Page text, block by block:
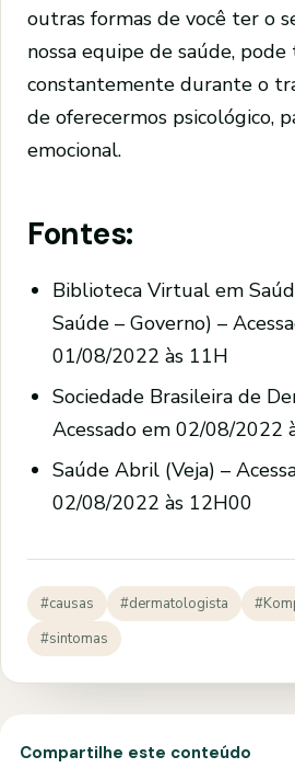
outras formas de você ter o
nossa equipe de saúde,
constantemente durante o
de oferecermos psicológico,
emocional.
Fontes:
Biblioteca Virtual em
Saúde – Governo) –
01/08/2022 às 11H
Sociedade Brasileira de
Acessado em 02/08/2022
Saúde Abril (Veja) –
02/08/2022 às 12H00
#causas #dermatologista
#sintomas
Compartilhe este conteúdo